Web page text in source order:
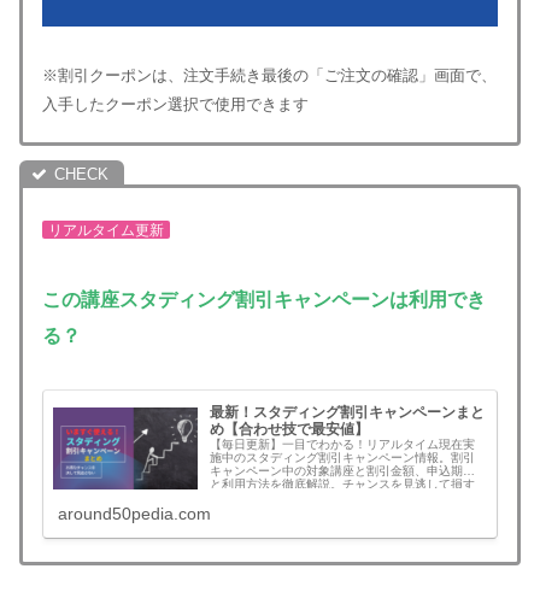
※割引クーポンは、注文手続き最後の「ご注文の確認」画面で、
入手したクーポン選択で使用できます
リアルタイム更新
この講座スタディング割引キャンペーンは利用でき
る？
最新！スタディング割引キャンペーンまと
め【合わせ技で最安値】
【毎日更新】一目でわかる！リアルタイム現在実
施中のスタディング割引キャンペーン情報。割引
キャンペーン中の対象講座と割引金額、申込期限
と利用方法を徹底解説。チャンスを見逃して損す
認会計士、社労士、中小企業診断士、行政書士、
者など！割引キャンペーンの年間回数と割引額目
around50pedia.com